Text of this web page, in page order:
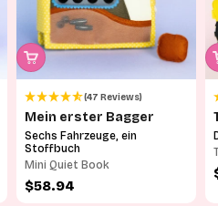
(47 Reviews)
Mein erster Bagger
Sechs Fahrzeuge, ein
Stoffbuch
Mini Quiet Book
Angebot
$58.94